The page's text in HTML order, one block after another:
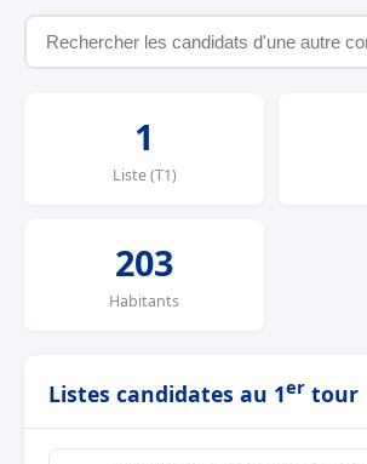
1
Liste (T1)
203
Habitants
Listes candidates au 1er tour